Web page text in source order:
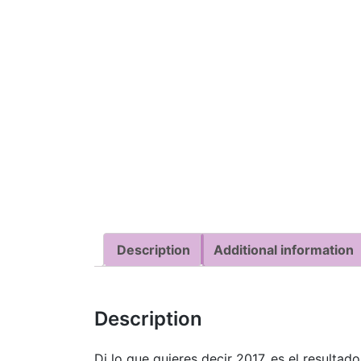
Description Additional information
Description